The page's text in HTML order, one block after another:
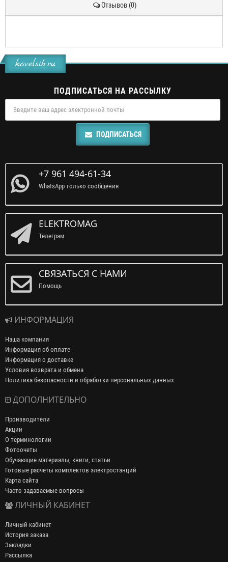
Отзывов (0)
kavelsib.ru
ПОДПИСАТЬСЯ НА РАССЫЛКУ
ПОДПИСАТЬСЯ
+7 961 494-61-34
WhatsApp только сообщения
ELEKTROMAG
Телеграм
СВЯЗАТЬСЯ С НАМИ
Помощь
ИНФОРМАЦИЯ
Наша компания
Информация об оплате
Информация о доставке
Условия возврата и обмена
Политика безопасности и обработки персональных данных
ДОПОЛНИТЕЛЬНО
Производители
Акции
О терминологии
Фотоочеты
Обучающие материалы, книги, статьи
Готовые расчеты комплектов электростанций
Карта сайта
Часто задаваемые вопросы
ЛИЧНЫЙ КАБИНЕТ
Личный кабинет
История заказа
Закладки
Рассылка